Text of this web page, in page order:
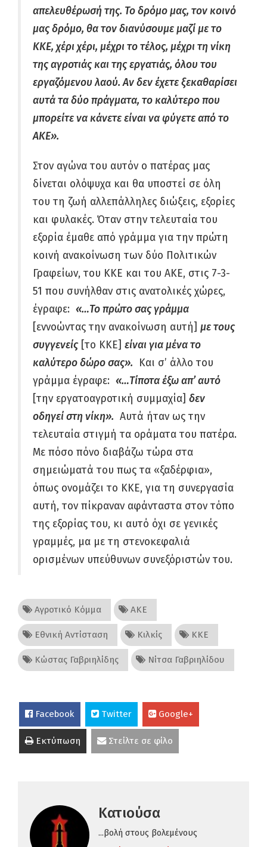
απελευθέρωσή της. Το δρόμο μας, τον κοινό
μας δρόμο, θα τον διανύσουμε μαζί με το
ΚΚΕ, χέρι χέρι, μέχρι το τέλος, μέχρι τη νίκη
της αγροτιάς και της εργατιάς, όλου του
εργαζόμενου λαού. Αν δεν έχετε ξεκαθαρίσει
αυτά τα δύο πράγματα, το καλύτερο που
μπορείτε να κάνετε είναι να φύγετε από το
ΑΚΕ».
Στον αγώνα του αυτόν ο πατέρας μας
δίνεται ολόψυχα και θα υποστεί σε όλη
του τη ζωή αλλεπάλληλες διώξεις, εξορίες
και φυλακές. Όταν στην τελευταία του
εξορία έμαθε από γράμμα για την πρώτη
κοινή ανακοίνωση των δύο Πολιτικών
Γραφείων, του ΚΚΕ και του ΑΚΕ, στις 7-3-
51 που συνήλθαν στις ανατολικές χώρες,
έγραφε: «…Το πρώτο σας γράμμα
[εννοώντας την ανακοίνωση αυτή] με τους
συγγενείς[το ΚΚΕ] είναι για μένα το
καλύτερο δώρο σας». Και σ’ άλλο του
γράμμα έγραφε: «…Τίποτα έξω απ’ αυτό
[την εργατοαγροτική συμμαχία] δεν
οδηγεί στη νίκη». Αυτά ήταν ως την
τελευταία στιγμή τα οράματα του πατέρα.
Με πόσο πόνο διαβάζω τώρα στα
σημειώματά του πως τα «ξαδέρφια»,
όπως ονομάζει το ΚΚΕ, για τη συνεργασία
αυτή, τον πίκραναν αφάνταστα στον τόπο
της εξορίας του, κι αυτό όχι σε γενικές
γραμμές, μα με τη στενοκεφαλιά
ορισμένων υπεύθυνων συνεξόριστών του.
Αγροτικό Κόμμα ΑΚΕ
Εθνική Αντίσταση Κιλκίς ΚΚΕ
Κώστας Γαβριηλίδης Νίτσα Γαβριηλίδου
Facebook Twitter Google+
Εκτύπωση Στείλτε σε φίλο
Κατιούσα
...βολή στους βολεμένους